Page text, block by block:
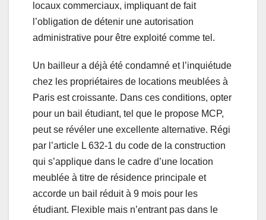
locaux commerciaux, impliquant de fait
l’obligation de détenir une autorisation
administrative pour être exploité comme tel.
Un bailleur a déjà été condamné et l’inquiétude
chez les propriétaires de locations meublées à
Paris est croissante. Dans ces conditions, opter
pour un bail étudiant, tel que le propose MCP,
peut se révéler une excellente alternative. Régi
par l’article L 632-1 du code de la construction
qui s’applique dans le cadre d’une location
meublée à titre de résidence principale et
accorde un bail réduit à 9 mois pour les
étudiant. Flexible mais n’entrant pas dans le